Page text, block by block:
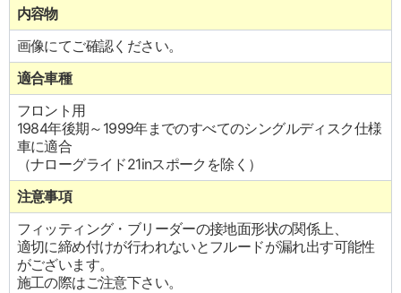
内容物
画像にてご確認ください。
適合車種
フロント用
1984年後期～1999年までのすべてのシングルディスク仕様
車に適合
（ナローグライド21inスポークを除く）
注意事項
フィッティング・ブリーダーの接地面形状の関係上、
適切に締め付けが行われないとフルードが漏れ出す可能性
がございます。
施工の際はご注意下さい。